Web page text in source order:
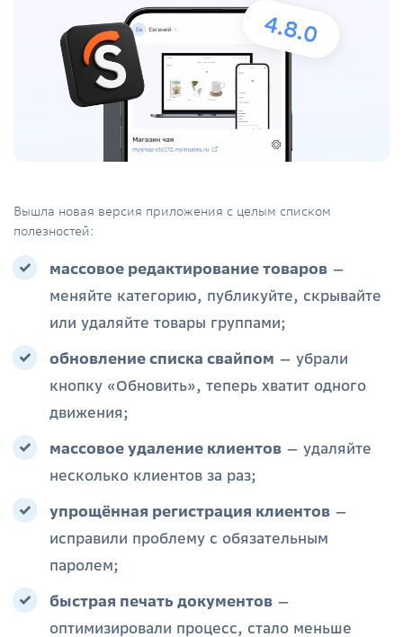
Вышла новая версия приложения с целым списком
полезностей:
массовое редактирование товаров —
меняйте категорию, публикуйте, скрывайте
или удаляйте товары группами;
обновление списка свайпом — убрали
кнопку «Обновить», теперь хватит одного
движения;
массовое удаление клиентов — удаляйте
несколько клиентов за раз;
упрощённая регистрация клиентов —
исправили проблему с обязательным
паролем;
быстрая печать документов —
оптимизировали процесс, стало меньше